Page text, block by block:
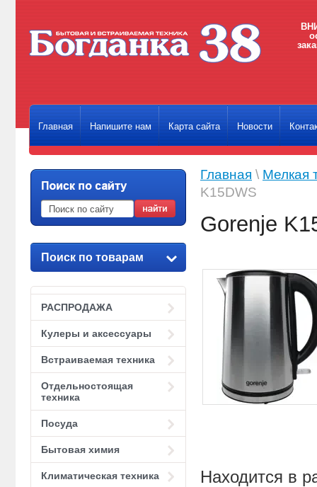
Главная Напишите нам Карта сайта Новости
Поиск по товарам
РАСПРОДАЖА
Кулеры и аксессуары
Встраиваемая техника
Отдельностоящая
техника
Посуда
Бытовая химия
Климатическая техника
Главная \ Мелкая
K15DWS
Gorenje
Находится в